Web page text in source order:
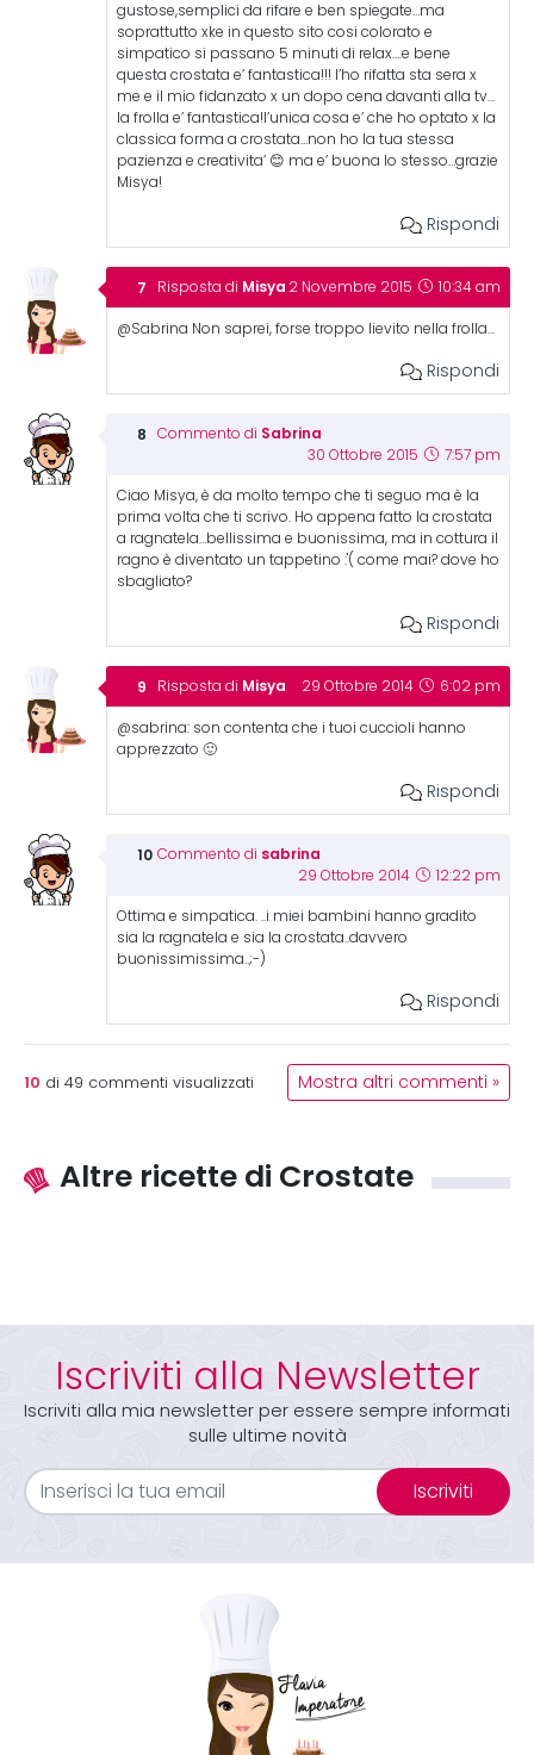
gustose,semplici da rifare e ben spiegate…ma
soprattutto xke in questo sito cosi colorato e
simpatico si passano 5 minuti di relax….e bene
questa crostata e’ fantastica!!! l’ho rifatta sta sera x
me e il mio fidanzato x un dopo cena davanti alla tv…
la frolla e’ fantastica!l’unica cosa e’ che ho optato x la
classica forma a crostata…non ho la tua stessa
pazienza e creativita’ 😊 ma e’ buona lo stesso…grazie
Misya!
Rispondi
Risposta di Misya 2 Novembre 2015 10:34 am
@Sabrina Non saprei, forse troppo lievito nella frolla…
Rispondi
Commento di Sabrina
30 Ottobre 2015 7:57 pm
Ciao Misya, è da molto tempo che ti seguo ma è la
prima volta che ti scrivo. Ho appena fatto la crostata
a ragnatela…bellissima e buonissima, ma in cottura il
ragno è diventato un tappetino :'( come mai? dove ho
sbagliato?
Rispondi
Risposta di Misya 29 Ottobre 2014 6:02 pm
@sabrina: son contenta che i tuoi cuccioli hanno
apprezzato 🙂
Rispondi
Commento di sabrina
29 Ottobre 2014 12:22 pm
Ottima e simpatica. ..i miei bambini hanno gradito
sia la ragnatela e sia la crostata..davvero
buonissimissima..;-)
Rispondi
10 di 49 commenti visualizzati Mostra altri commenti »
Altre ricette di Crostate
Iscriviti alla Newsletter
Iscriviti alla mia newsletter per essere sempre informati
sulle ultime novità
Iscriviti